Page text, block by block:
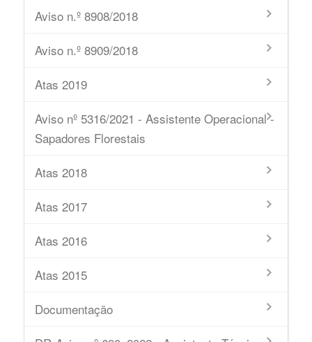
Aviso n.º 8908/2018
Aviso n.º 8909/2018
Atas 2019
Aviso nº 5316/2021 - Assistente Operacional -
Sapadores Florestais
Atas 2018
Atas 2017
Atas 2016
Atas 2015
Documentação